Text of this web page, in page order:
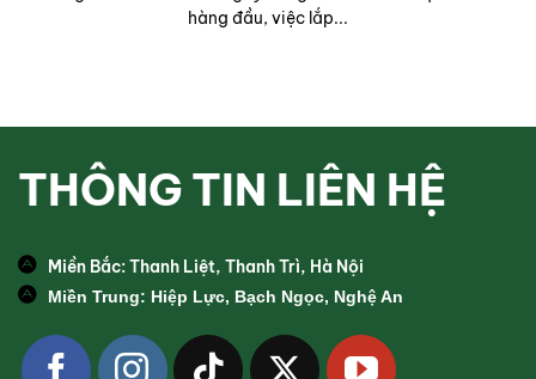
hàng đầu, việc lắp...
THÔNG TIN LIÊN HỆ
Miền Bắc: Thanh Liệt, Thanh Trì, Hà Nội
Miền Trung: Hiệp Lực, Bạch Ngọc, Nghệ An